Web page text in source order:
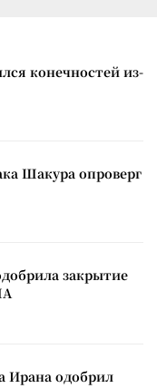
конечностей из-
Шакура опроверг
закрытие
Ирана одобрил